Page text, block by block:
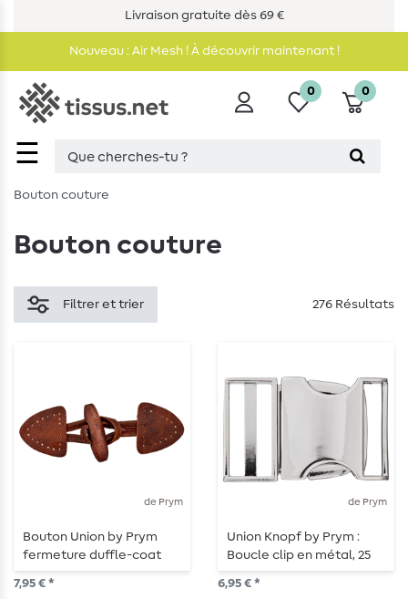
Livraison gratuite dès 69 €
Nouveau : Air Mesh ! À découvrir maintenant !
☰
0 0
Bouton couture
Bouton couture
Filtrer et trier 276 Résultats
de Prym
Bouton Union by Prym
fermeture duffle-coat
130 mm brun
7,95 € *
de Prym
Union Knopf by Prym :
Boucle clip en métal, 25
mm, argentée
6,95 € *